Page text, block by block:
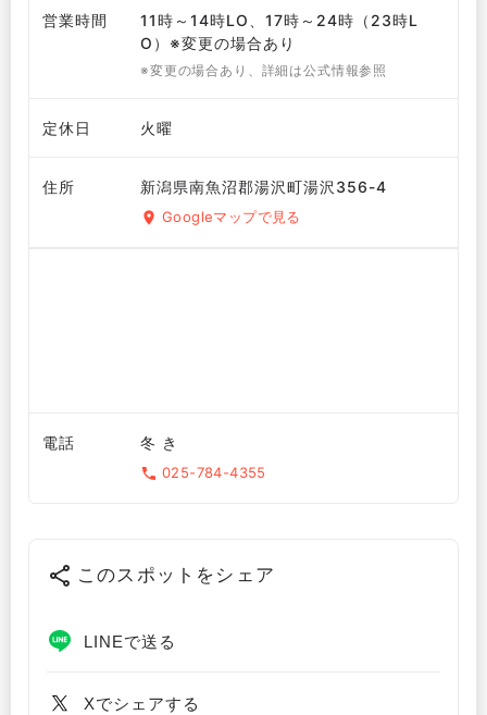
営業時間
11時～14時LO、17時～24時（23時L
O）※変更の場合あり
※変更の場合あり、詳細は公式情報参照
定休日 火曜
住所 新潟県南魚沼郡湯沢町湯沢356-4
Googleマップで見る
電話 冬 き
025-784-4355
このスポットをシェア
LINEで送る
Xでシェアする